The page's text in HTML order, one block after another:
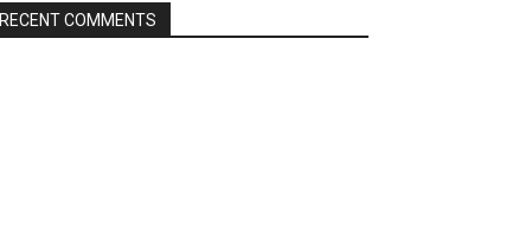
RECENT COMMENTS